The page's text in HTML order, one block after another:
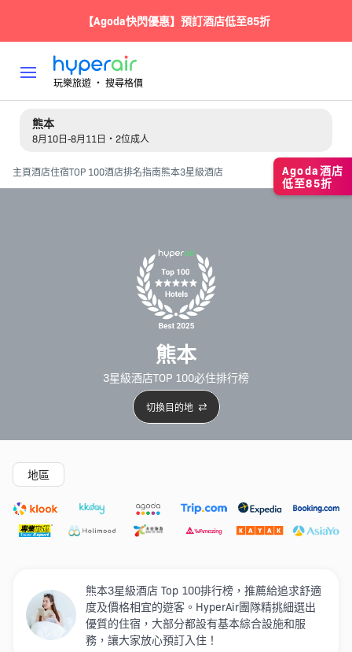
【Agoda快閃優惠】預訂酒店低至85折
玩樂旅遊 ‧ 搜尋格價
熊本
8月10日-8月11日・2位成人
主頁酒店住宿TOP 100酒店排名指南熊本3星級酒店
熊本
3星級酒店TOP 100必住排行榜
切換目的地
精選酒店
地區
熊本3星級酒店 Top 100排行榜，推薦給追求舒適
度及價格相宜的遊客。HyperAir團隊精挑細選出
優質的住宿，大部分都設有基本綜合設施和服
務，讓大家放心預訂入住！
Agoda酒店
低至85折